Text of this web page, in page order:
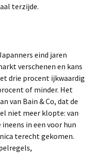
terzijde.
eind jaren
verschenen en kans
drie procent ijkwaardig
of minder. Het
van Bain & Co, dat de
niet meer klopte: van
in een voor hun
terecht gekomen.